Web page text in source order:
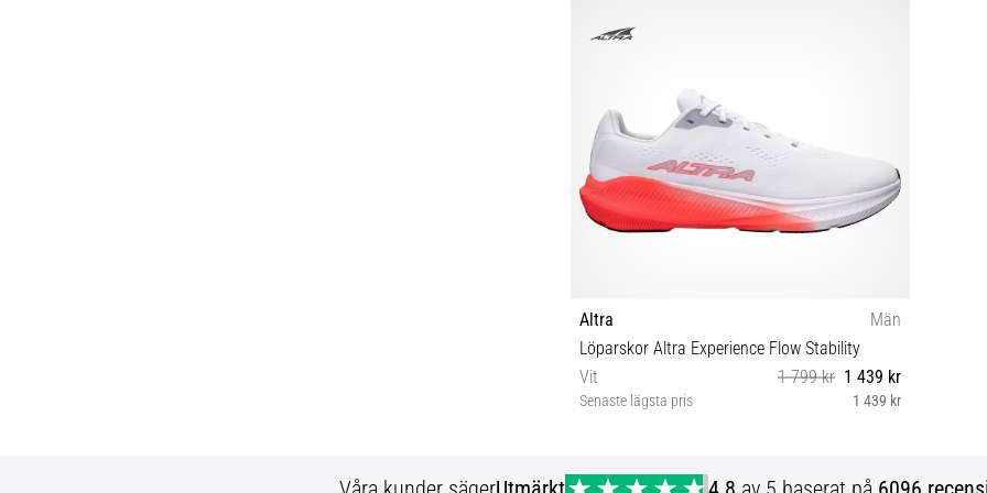
Altra
Män
Löparskor Altra Experience Flow Stability
Vit
1 799 kr 1 439 kr
Senaste lägsta pris 1 439 kr